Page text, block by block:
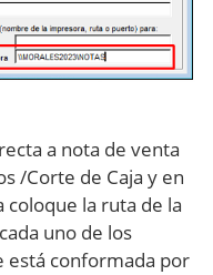
a nota de venta
/Corte de Caja y en
coloque la ruta de la
uno de los
está conformada por